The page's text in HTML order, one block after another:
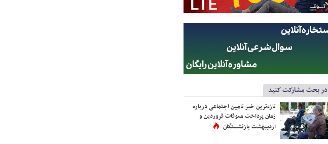
در بحث مشارکت کنید
تازه‌ترین خبر تامین اجتماعی درباره
زمان پرداخت معوقات فروردین و
اردیبهشت بازنشستگان